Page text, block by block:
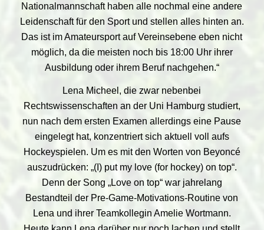
Nationalmannschaft haben alle nochmal eine andere
Leidenschaft für den Sport und stellen alles hinten an.
Das ist im Amateursport auf Vereinsebene eben nicht
möglich, da die meisten noch bis 18:00 Uhr ihrer
Ausbildung oder ihrem Beruf nachgehen.“
Lena Micheel, die zwar nebenbei
Rechtswissenschaften an der Uni Hamburg studiert,
nun nach dem ersten Examen allerdings eine Pause
eingelegt hat, konzentriert sich aktuell voll aufs
Hockeyspielen. Um es mit den Worten von Beyoncé
auszudrücken: „(I) put my love (for hockey) on top“.
Denn der Song „Love on top“ war jahrelang
Bestandteil der Pre-Game-Motivations-Routine von
Lena und ihrer Teamkollegin Amelie Wortmann.